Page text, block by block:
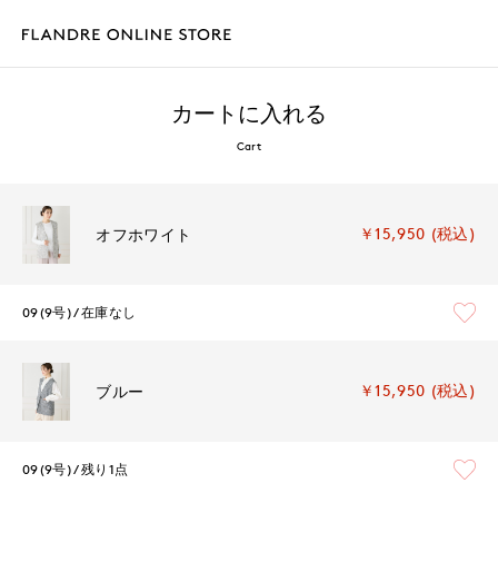
カートに入れる
Cart
オフホワイト ￥15,950 (税込)
09(9号) 在庫なし
ブルー ￥15,950 (税込)
09(9号) 残り1点